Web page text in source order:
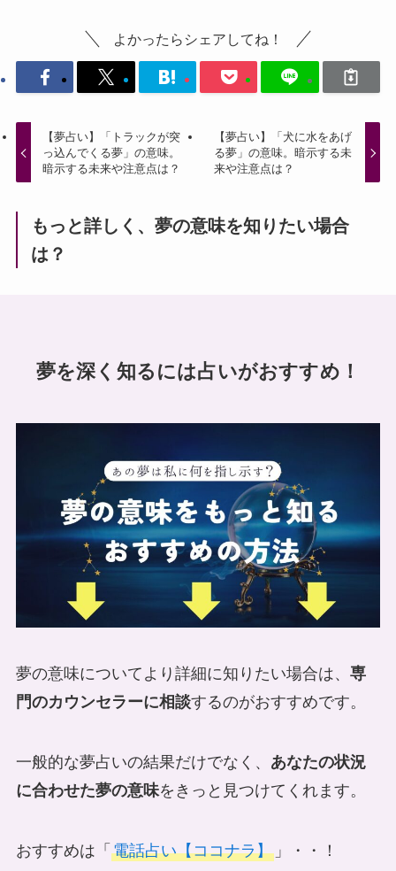
よかったらシェアしてね！
【夢占い】「トラックが突
っ込んでくる夢」の意味。
暗示する未来や注意点は？
【夢占い】「犬に水をあげ
る夢」の意味。暗示する未
来や注意点は？
もっと詳しく、夢の意味を知りたい場合
は？
夢を深く知るには占いがおすすめ！
夢の意味についてより詳細に知りたい場合は、 専
門のカウンセラーに相談するのがおすすめです。
一般的な夢占いの結果だけでなく、 あなたの状況
に合わせた夢の意味をきっと見つけてくれます。
おすすめは「 電話占い【ココナラ】」・・！